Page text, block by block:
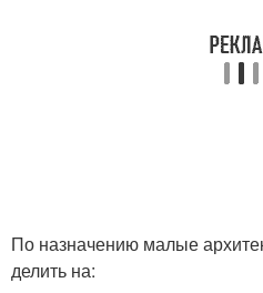
По назначению малые
делить на: